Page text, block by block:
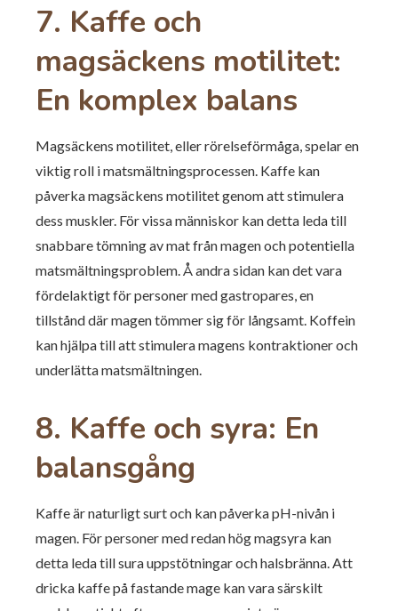
7. Kaffe och
magsäckens motilitet:
En komplex balans
Magsäckens motilitet, eller rörelseförmåga, spelar en
viktig roll i matsmältningsprocessen. Kaffe kan
påverka magsäckens motilitet genom att stimulera
dess muskler. För vissa människor kan detta leda till
snabbare tömning av mat från magen och potentiella
matsmältningsproblem. Å andra sidan kan det vara
fördelaktigt för personer med gastropares, en
tillstånd där magen tömmer sig för långsamt. Koffein
kan hjälpa till att stimulera magens kontraktioner och
underlätta matsmältningen.
8. Kaffe och syra: En
balansgång
Kaffe är naturligt surt och kan påverka pH-nivån i
magen. För personer med redan hög magsyra kan
detta leda till sura uppstötningar och halsbränna. Att
dricka kaffe på fastande mage kan vara särskilt